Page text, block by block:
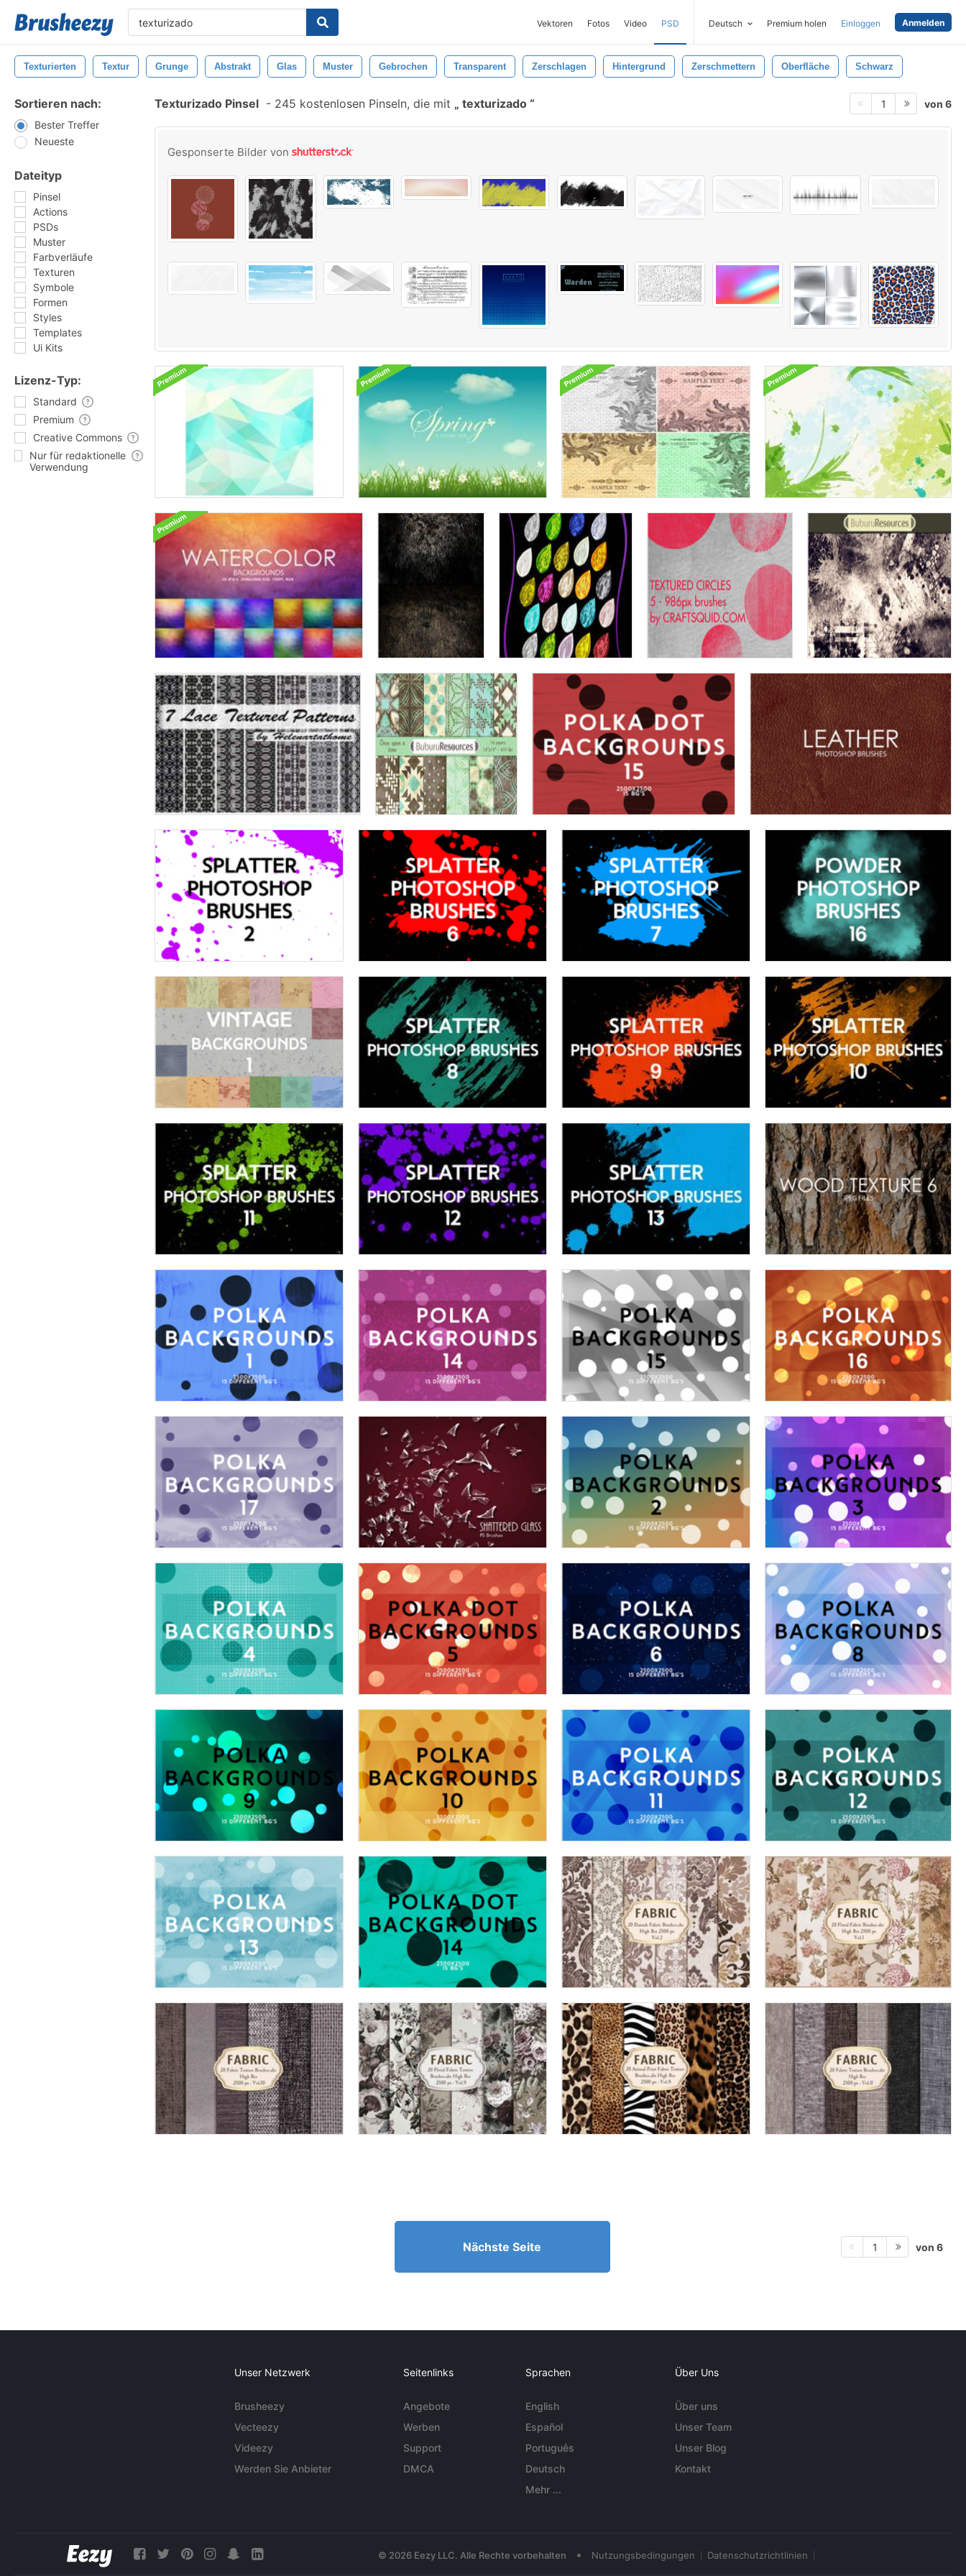
Vektoren Fotos Video PSD Deutsch Premium holen Einloggen Anmelden
Texturierten Textur Grunge Abstrakt Glas Muster Gebrochen Transparent Zerschlagen Hintergrund Zerschmettern Oberfläche Schwarz
Sortieren nach:
Bester Treffer
Neueste
Dateityp
Pinsel
Actions
PSDs
Muster
Farbverläufe
Texturen
Symbole
Formen
Styles
Templates
Ui Kits
Lizenz-Typ:
Standard
Premium
Creative Commons
Nur für redaktionelle
Verwendung
Texturizado Pinsel - 245 kostenlosen Pinseln, die mit texturizado 1 von 6
Gesponserte Bilder von
Nächste Seite 1 von 6
Unser Netzwerk
Brusheezy
Vecteezy
Videezy
Werden Sie Anbieter
Seitenlinks
Angebote
Werben
Support
DMCA
Sprachen
English
Español
Português
Deutsch
Mehr ...
Über Uns
Über uns
Unser Team
Unser Blog
Kontakt
© 2026 Eezy LLC. Alle Rechte vorbehalten • Nutzungsbedingungen Datenschutzrichtlinien